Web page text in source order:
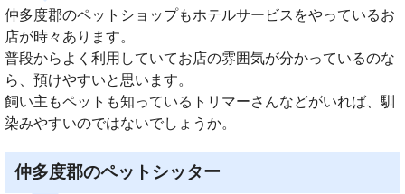
仲多度郡のペットショップもホテルサービスをやっているお
店が時々あります。
普段からよく利用していてお店の雰囲気が分かっているのな
ら、預けやすいと思います。
飼い主もペットも知っているトリマーさんなどがいれば、馴
染みやすいのではないでしょうか。
仲多度郡のペットシッター